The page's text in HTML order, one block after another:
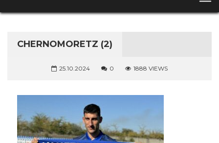
CHERNOMORETZ (2)
25.10.2024 0 1888 VIEWS